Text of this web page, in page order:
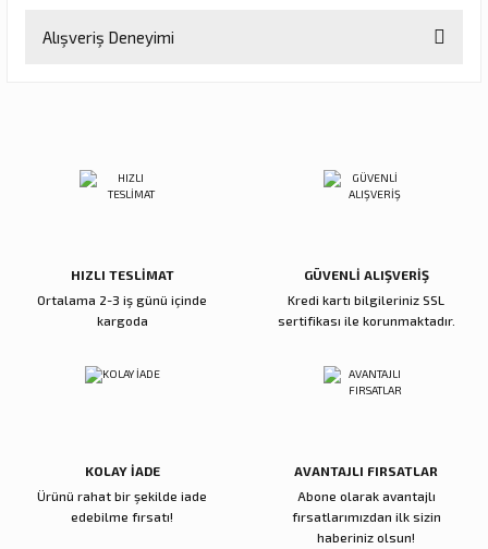
konularda yetersiz gördüğünüz noktaları öneri formunu kullanarak
Ürün açıklamasında eksik bilgiler bulunuyor.
Ürün bilgilerinde hatalar bulunuyor.
Alışveriş Deneyimi
HIZLI TESLİMAT
Ortalama 2-3 iş günü içinde
kargoda
GÜVENLİ ALIŞVERİŞ
Kredi kartı bilgileriniz SSL
sertifikası ile korunmaktadır.
KOLAY İADE
Ürünü rahat bir şekilde iade
edebilme fırsatı!
AVANTAJLI FIRSATLAR
Abone olarak avantajlı
fırsatlarımızdan ilk sizin
haberiniz olsun!